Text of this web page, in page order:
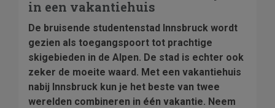
in een vakantiehuis
De bruisende studentenstad Innsbruck wordt
gezien als toegangspoort tot prachtige
skigebieden in de Alpen. De stad is echter ook
zeker de moeite waard. Met een vakantiehuis
nabij Innsbruck kun je het beste van twee
werelden combineren in één vakantie. Neem